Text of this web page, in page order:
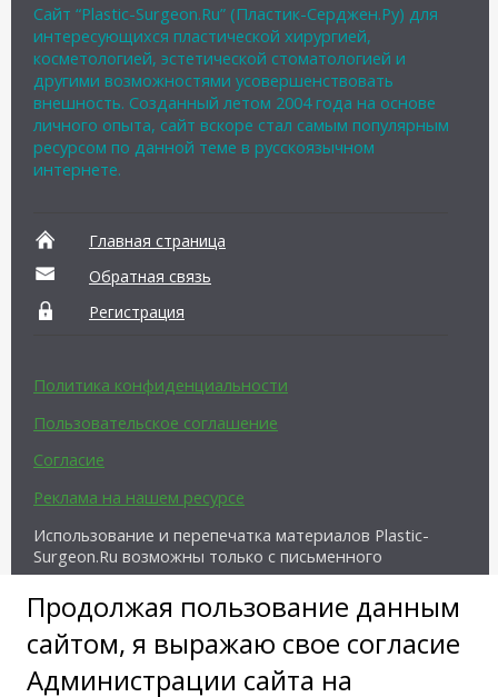
Продолжая пользование данным
сайтом, я выражаю свое согласие
Администрации сайта на
Сайт “Plastic-Surgeon.Ru” (Пластик-Серджен.Ру) для
интересующихся пластической хирургией,
косметологией, эстетической стоматологией и
другими возможностями усовершенствовать
внешность. Созданный летом 2004 года на основе
личного опыта, сайт вскоре стал самым популярным
ресурсом по данной теме в русскоязычном
интернете.
Главная страница
Обратная связь
Регистрация
Политика конфиденциальности
Пользовательское соглашение
Согласие
Реклама на нашем ресурсе
Использование и перепечатка материалов Plastic-
Surgeon.Ru возможны только с письменного
разрешения администрации и при наличии
активной ссылки на источник.